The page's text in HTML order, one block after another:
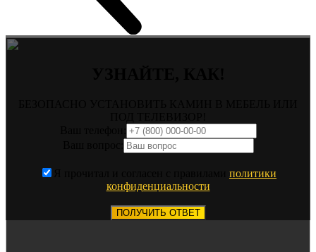
политики
конфиденциальности
ПОЛУЧИТЬ ОТВЕТ